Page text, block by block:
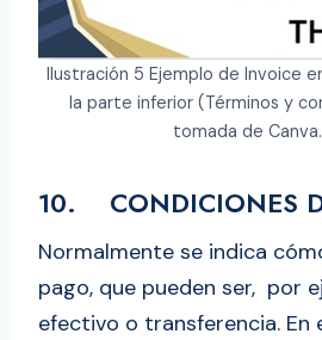
Ilustración 5 Ejemplo de Invoice
la parte inferior (Términos y
tomada de
10. CONDICIONES
Normalmente se indica
pago, que pueden ser, por
efectivo o transferencia. En